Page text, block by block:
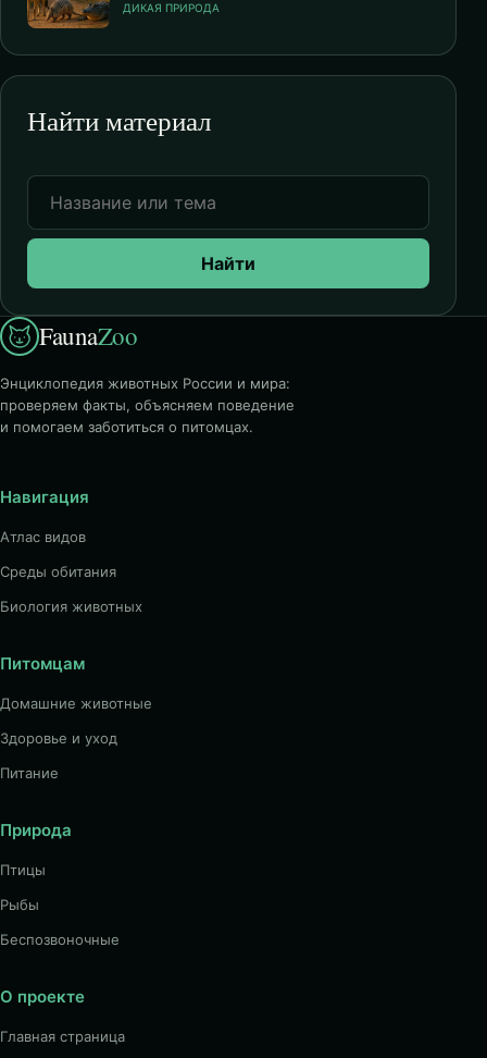
ДИКАЯ ПРИРОДА
Найти материал
Найти
FaunaZoo
Энциклопедия животных России и мира:
проверяем факты, объясняем поведение
и помогаем заботиться о питомцах.
Навигация
Атлас видов
Среды обитания
Биология животных
Питомцам
Домашние животные
Здоровье и уход
Питание
Природа
Птицы
Рыбы
Беспозвоночные
О проекте
Главная страница